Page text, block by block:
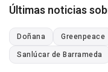
Últimas noticias
Doñana Greenpeace
Sanlúcar de Barrameda